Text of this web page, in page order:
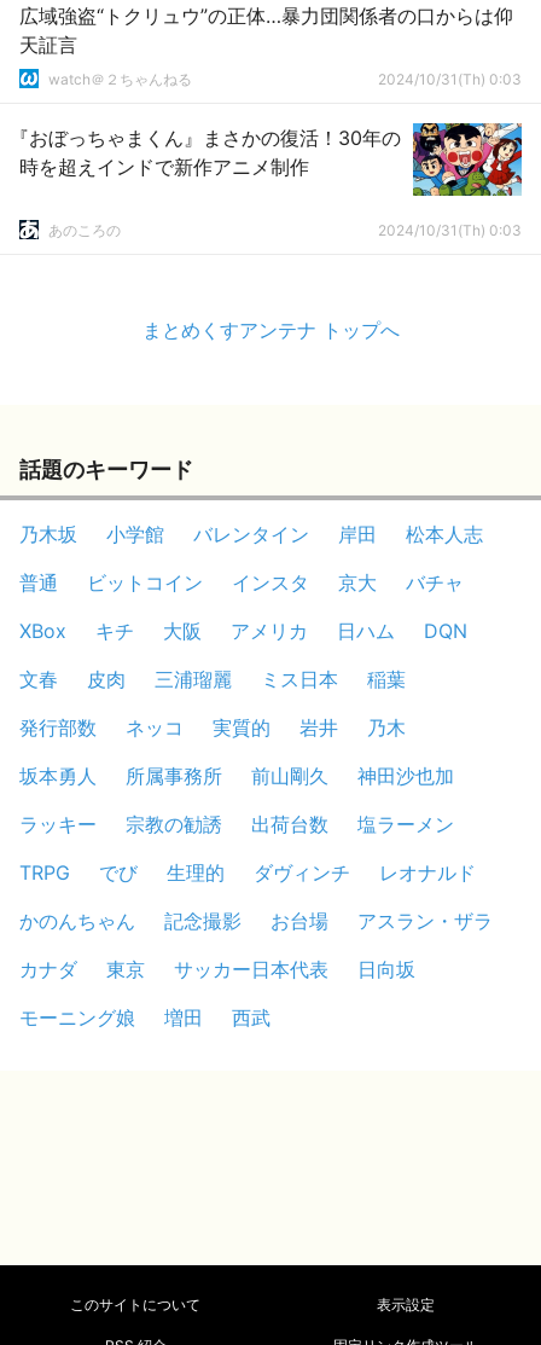
広域強盗“トクリュウ”の正体…暴力団関係者の口からは仰
天証言
watch＠２ちゃんねる 2024/10/31(Th) 0:03
『おぼっちゃまくん』まさかの復活！30年の
時を超えインドで新作アニメ制作
あのころの 2024/10/31(Th) 0:03
まとめくすアンテナ トップへ
話題のキーワード
乃木坂 小学館 バレンタイン 岸田
松本人志
普通
ビットコイン インスタ 京大
バチャ
XBox
キチ 大阪 アメリカ 日ハム
DQN
文春
皮肉 三浦瑠麗 ミス日本
稲葉
発行部数
ネッコ 実質的 岩井
乃木
坂本勇人
所属事務所 前山剛久
神田沙也加
ラッキー
宗教の勧誘 出荷台数
塩ラーメン
TRPG
でび 生理的 ダヴィンチ
レオナルド
かのんちゃん
記念撮影 お台場
アスラン・ザラ
カナダ
東京 サッカー日本代表
日向坂
モーニング娘
増田 西武
このサイトについて 表示設定